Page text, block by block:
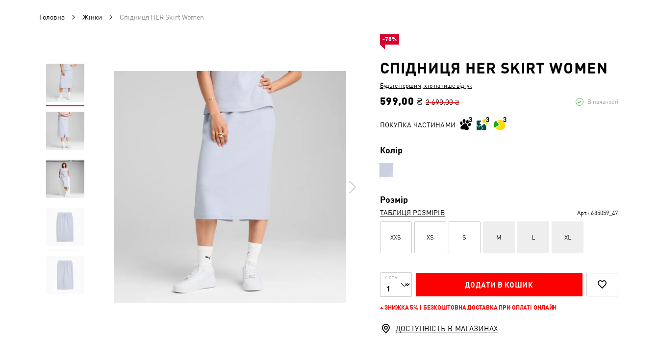
Головна Жінки Спідниця HER Skirt Women
СПІДНИЦЯ HER SKIRT WOMEN
Будьте першим, хто напише відгук
599,00 ₴ 2 690,00 ₴ В наявності
ПОКУПКА ЧАСТИНАМИ
Колір
Розмір
ТАБЛИЦЯ РОЗМІРІВ Арт.: 685059_47
XXS XS S M L XL
К-СТЬ
ДОДАТИ В КОШИК
+ ЗНИЖКА 5% І БЕЗКОШТОВНА ДОСТАВКА ПРИ ОПЛАТІ ОНЛАЙН
-78%
ДОСТУПНІСТЬ В МАГАЗИНАХ